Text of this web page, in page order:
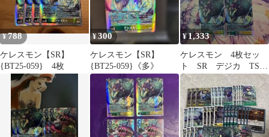
¥788
ケレスモン【SR】
{BT25-059} 4枚
¥300
ケレスモン【SR】
{BT25-059}《多》
¥1,333
ケレスモン 4枚セッ
ト SR デジカ TS
オリンポス